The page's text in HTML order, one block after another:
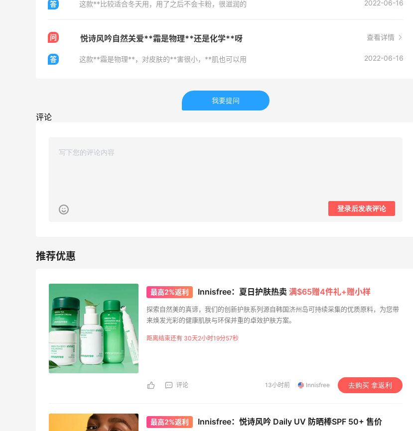
答 这款**比较适合冬天用，用了之后不会卡粉，很滋润的 2022-06-16
问 悦诗风吟自然关爱**霜是物理**还是化学**呀 查看详情
答 这款**霜是物理**，对皮肤的**害很小，**肌也可以用 2022-06-16
我要提问
评论
登录后发表评论
最高2%返利 Innisfree：夏日护肤热卖 满$65赠4件礼+赠小样
探索自然美的真谛，我们的创新护肤系列源自韩国济州岛可持续采集的优质原料，为您带
来焕发光彩的健康肌肤与环保并重的卓效护肤方案。
距离结束还有 30天2小时19分56秒
评论 13小时前 Innisfree 去购买 拿返利
最高2%返利 Innisfree：悦诗风吟 Daily UV 防晒棒SPF 50+ 售价
羊毛薅的实在有点多～积攒的最后一篇羊
Origins悦木之源美网海淘攻略，Origins